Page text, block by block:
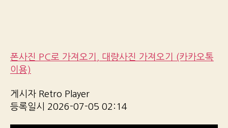
폰사진 PC로 가져오기, 대량사진 가져오기 (카카오톡
이용)
게시자 Retro Player
등록일시 2026-07-05 02:14